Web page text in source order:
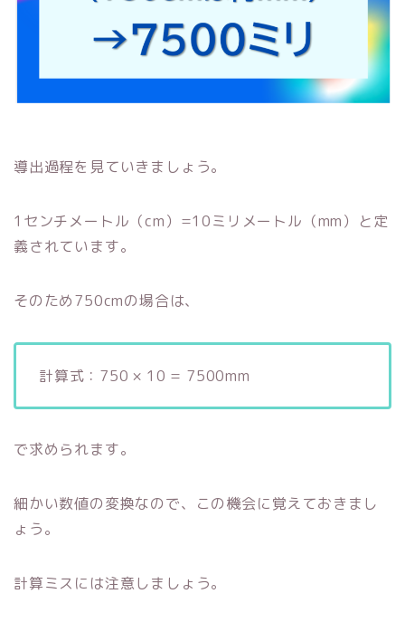
導出過程を見ていきましょう。
1センチメートル（cm）=10ミリメートル（mm）と定
義されています。
そのため750cmの場合は、
計算式：750 × 10 = 7500mm
で求められます。
細かい数値の変換なので、この機会に覚えておきまし
ょう。
計算ミスには注意しましょう。